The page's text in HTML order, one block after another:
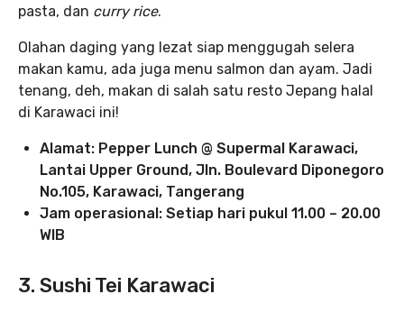
pasta, dan curry rice.
Olahan daging yang lezat siap menggugah selera
makan kamu, ada juga menu salmon dan ayam. Jadi
tenang, deh, makan di salah satu resto Jepang halal
di Karawaci ini!
Alamat: Pepper Lunch @ Supermal Karawaci,
Lantai Upper Ground, Jln. Boulevard Diponegoro
No.105, Karawaci, Tangerang
Jam operasional: Setiap hari pukul 11.00 – 20.00
WIB
3. Sushi Tei Karawaci